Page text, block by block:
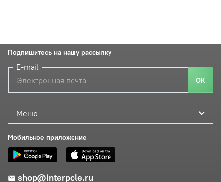
Меню
Мобильное приложение
shop@interpole.ru
Подпишитесь на нашу рассылку
E-mail
ОК